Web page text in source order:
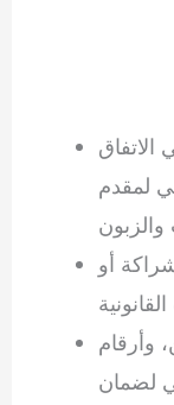
لمقدم
أو
وأرقام
لضمان